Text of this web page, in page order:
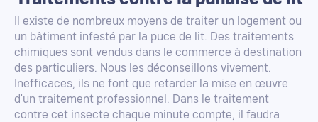
Il existe de nombreux moyens de traiter un logement ou
un bâtiment infesté par la puce de lit. Des traitements
chimiques sont vendus dans le commerce à destination
des particuliers. Nous les déconseillons vivement.
Inefficaces, ils ne font que retarder la mise en œuvre
d'un traitement professionnel. Dans le traitement
contre cet insecte chaque minute compte, il faudra